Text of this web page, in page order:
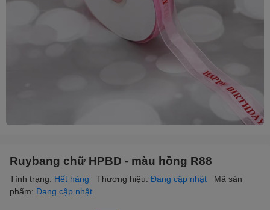
Ruybang chữ HPBD - màu hồng R88
Tình trạng: Hết hàng Thương hiệu: Đang cập nhật
Mã sản
phẩm: Đang cập nhật